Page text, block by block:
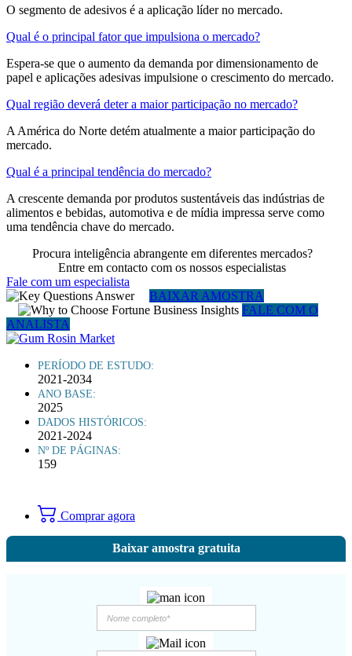
O segmento de adesivos é a aplicação líder no mercado.
Qual é o principal fator que impulsiona o mercado?
Espera-se que o aumento da demanda por dimensionamento de
papel e aplicações adesivas impulsione o crescimento do mercado.
Qual região deverá deter a maior participação no mercado?
A América do Norte detém atualmente a maior participação do
mercado.
Qual é a principal tendência do mercado?
A crescente demanda por produtos sustentáveis ​​das indústrias de
alimentos e bebidas, automotiva e de mídia impressa serve como
uma tendência chave do mercado.
Procura inteligência abrangente em diferentes mercados?
Entre em contacto com os nossos especialistas
Fale com um especialista
BAIXAR AMOSTRA
FALE COM O
ANALISTA
PERÍODO DE ESTUDO:
2021-2034
ANO BASE:
2025
DADOS HISTÓRICOS:
2021-2024
Nº DE PÁGINAS:
159
Comprar agora
Baixar amostra gratuita